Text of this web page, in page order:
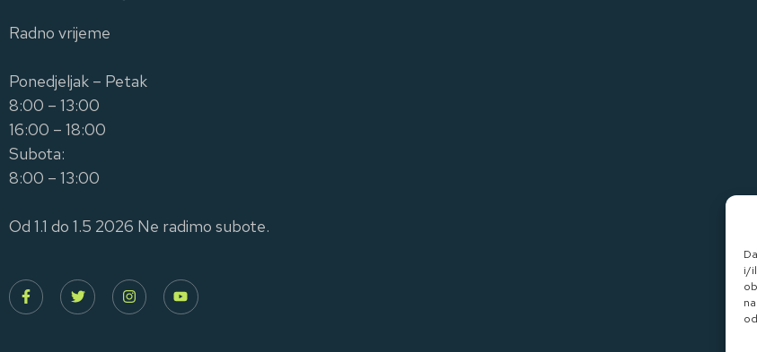
i/
Radno vrijeme
Ponedjeljak – Petak
8:00 – 13:00
16:00 – 18:00
Subota:
8:00 – 13:00
Od 1.1 do 1.5 2026 Ne radimo subote.